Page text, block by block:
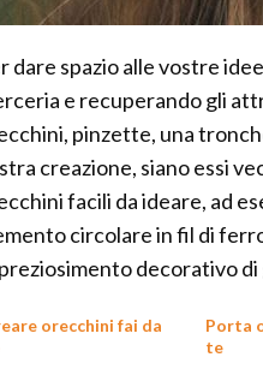
dare spazio alle vostre
e recuperando gli
pinzette, una
creazione, siano essi
facili da ideare, ad
circolare in fil di
decorativo
orecchini fai da
Porta
te